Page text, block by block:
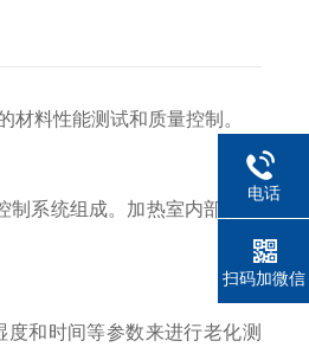
料性能测试和质量控制。
系统组成。加热室内部配备
和时间等参数来进行老化测
电话
扫码加微信